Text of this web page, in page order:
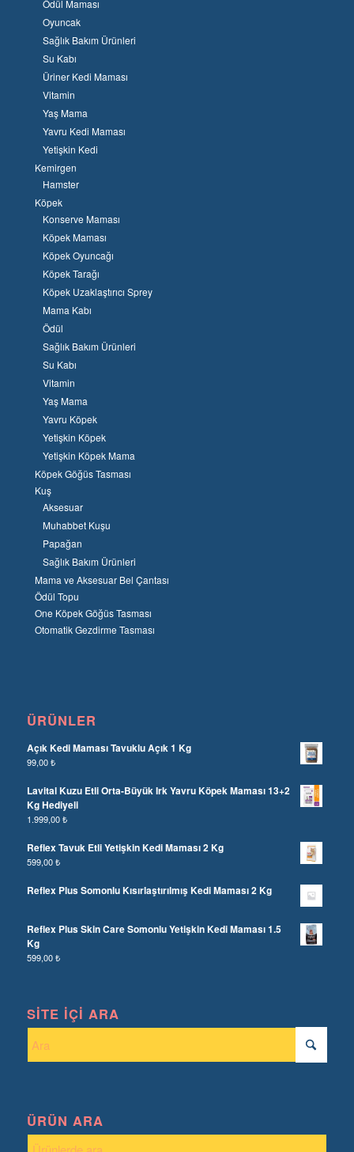
Ödül Maması
Oyuncak
Sağlık Bakım Ürünleri
Su Kabı
Üriner Kedi Maması
Vitamin
Yaş Mama
Yavru Kedi Maması
Yetişkin Kedi
Kemirgen
Hamster
Köpek
Konserve Maması
Köpek Maması
Köpek Oyuncağı
Köpek Tarağı
Köpek Uzaklaştırıcı Sprey
Mama Kabı
Ödül
Sağlık Bakım Ürünleri
Su Kabı
Vitamin
Yaş Mama
Yavru Köpek
Yetişkin Köpek
Yetişkin Köpek Mama
Köpek Göğüs Tasması
Kuş
Aksesuar
Muhabbet Kuşu
Papağan
Sağlık Bakım Ürünleri
Mama ve Aksesuar Bel Çantası
Ödül Topu
One Köpek Göğüs Tasması
Otomatik Gezdirme Tasması
ÜRÜNLER
Açık Kedi Maması Tavuklu Açık 1 Kg
99,00₺
Lavital Kuzu Etli Orta-Büyük Irk Yavru Köpek Maması 13+2
Kg Hediyeli
1.999,00₺
Reflex Tavuk Etli Yetişkin Kedi Maması 2 Kg
599,00₺
Reflex Plus Somonlu Kısırlaştırılmış Kedi Maması 2 Kg
Reflex Plus Skin Care Somonlu Yetişkin Kedi Maması 1.5
Kg
599,00₺
SITE İÇI ARA
ÜRÜN ARA